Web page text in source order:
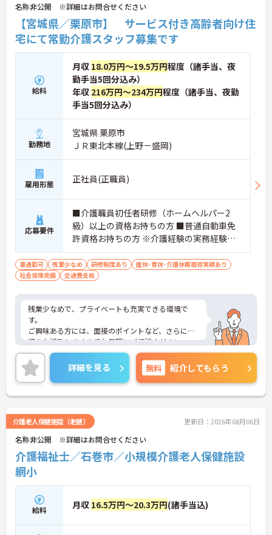
名称非公開 ※詳細はお問合せください
【宮城県／栗原市】 サービス付き高齢者向け住
宅にて常勤介護スタッフ募集です
給料
月収 18.0万円～19.5万円程度（諸手当、夜
勤手当5回分込み）
年収 216万円～234万円程度（諸手当、夜勤
手当5回分込み）
勤務地
宮城県 栗原市
ＪＲ東北本線(上野－盛岡)
雇用形態 正社員(正職員)
応募要件
■介護職員初任者研修（ホームヘルパー2
級）以上の資格お持ちの方 ■普通自動車免
許資格お持ちの方 ※介護経験の実務経験が
ある方は尚良し ※未経験者、介護資格無資
格者応相談
車通勤可 残業少なめ 研修制度あり
産休･育休･介護休暇取得実績あり
社会保険完備
交通費支給
残業少なめで、プライベートも充実できる環境で
す。
ご興味ある方には、面接のポイントなど、さらに詳
細をお話致しますのでお気軽にご相談ください。
詳細を見る 無料 紹介してもらう
介護老人保健施設（老健） 更新日：2026年08月06日
名称非公開 ※詳細はお問合せください
介護福祉士／石巻市／小規模介護老人保健施設
網小
給料 月収 16.5万円～20.3万円(諸手当込)